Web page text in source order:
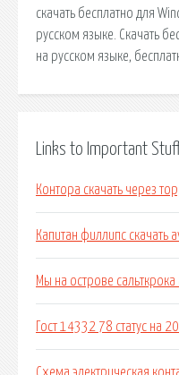
скачать бесплатно для
русском языке. Скачать
на русском языке,
Links to Important
Контора скачать через
Капитан филлипс скачать
Мы на острове сальткрока
Гост 14332 78 статус на